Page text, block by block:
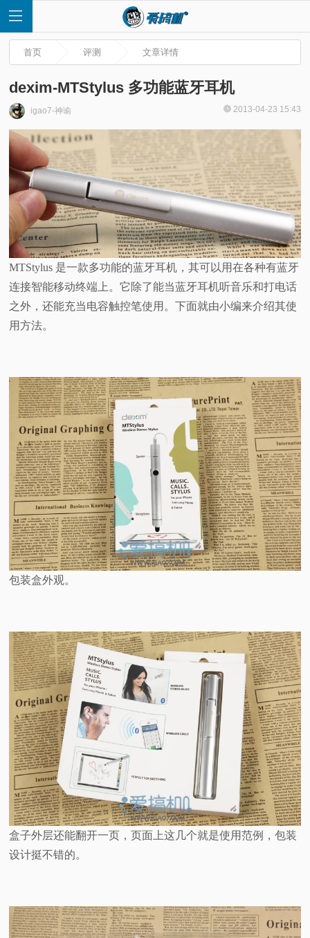
页
快
讯
评
视
科
普
体
验
专
题
首页 评测 文章详情
dexim-MTStylus 多功能蓝牙耳机
igao7-神谕 2013-04-23 15:43
MTStylus 是一款多功能的蓝牙耳机，其可以用在各种有蓝牙
连接智能移动终端上。它除了能当蓝牙耳机听音乐和打电话
之外，还能充当电容触控笔使用。下面就由小编来介绍其使
用方法。
包装盒外观。
盒子外层还能翻开一页，页面上这几个就是使用范例，包装
设计挺不错的。